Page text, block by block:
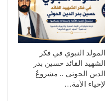
المولد النبوي في فكر
الشهيد القائد حسين بدر
الدين الحوثي .. مشروعٌ
لإحياء الأمة…